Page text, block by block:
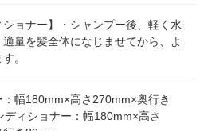
ショナー】・シャンプー後、軽く水
量を髪全体になじませてから、よ
。
：幅180mm×高さ270mm×奥行き
ディショナー：幅180mm×高さ